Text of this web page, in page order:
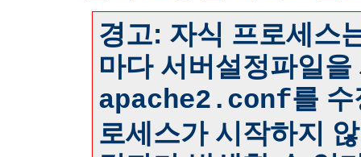
경고: 자식 프로세스
마다 서버설정파일
apache2.conf를
로세스가 시작하지